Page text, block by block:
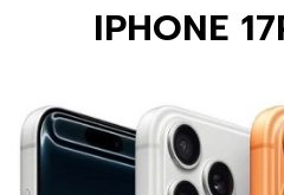
IPHONE